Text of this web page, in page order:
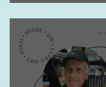
kujtesë, poezia